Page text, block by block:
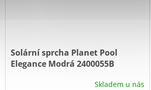
Solární sprcha Planet Pool
Elegance Modrá 2400055B
Skladem u nás